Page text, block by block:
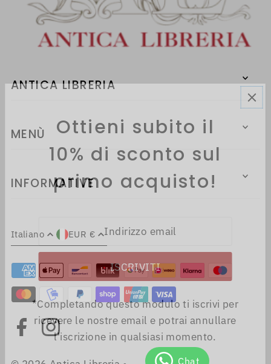
ANTICA LIBRERIA
MENÙ
INFORMATIVE
Italiano EUR €
Ottieni subito il
10% di sconto sul
primo acquisto!
*Completando questo modulo ti iscrivi per
ricevere le nostre email e potrai annullare
l'iscrizione in qualsiasi momento.